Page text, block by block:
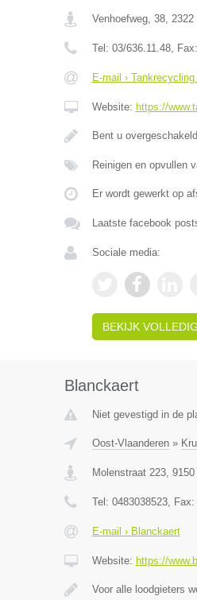
Venhoefweg, 38, 2322
Tel: 03/636.11.48, Fax:
E-mail ›
Website: https://
Bent u
Reinigen en opvullen
Er wordt gewerkt op
Laatste facebook
Sociale media:
BEKIJK
Blanckaert
Niet gevestigd in de
Oost-Vlaanderen»
Molenstraat 223, 9150
Tel: 0483038523, Fax:
E-mail › Blanckaert
Website: https://
Voor alle loodgieters